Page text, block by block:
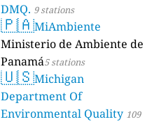
DMQ. 9 stations
🇵🇦MiAmbiente
Ministerio de Ambiente de
Panamá5 stations
🇺🇸Michigan
Department Of
Environmental Quality 109